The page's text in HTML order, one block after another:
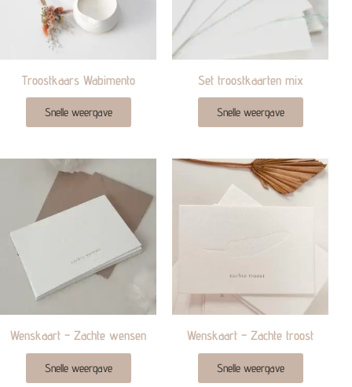
Troostkaars Wabimento
Snelle weergave
Set troostkaarten mix
Snelle weergave
Wenskaart – Zachte wensen
Snelle weergave
Wenskaart – Zachte troost
Snelle weergave